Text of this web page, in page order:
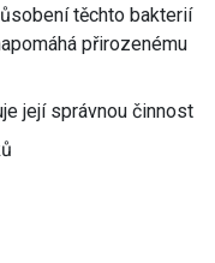
těchto bakterií
přirozenému
její správnou činnost